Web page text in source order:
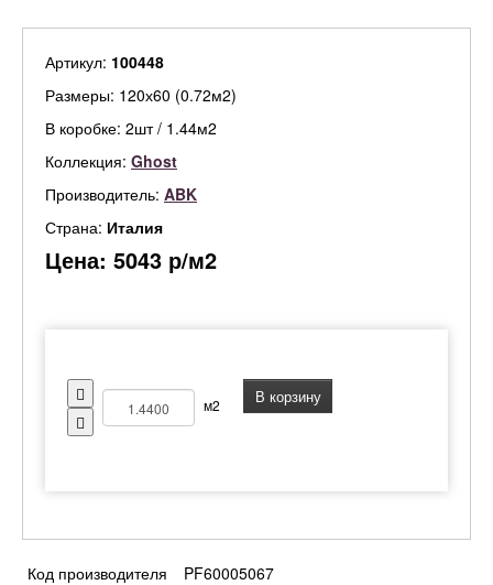
Артикул: 100448
Размеры: 120х60 (0.72м2)
В коробке: 2шт / 1.44м2
Коллекция: Ghost
Производитель: ABK
Страна: Италия
Цена: 5043 р/м2
м2 В корзину
Код производителя
PF60005067